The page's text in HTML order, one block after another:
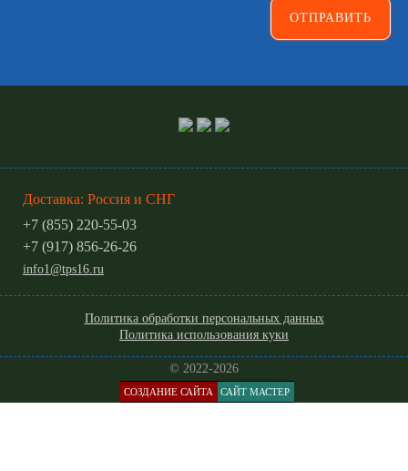
Доставка: Россия и СНГ
+7 (855) 220-55-03
+7 (917) 856-26-26
info1@tps16.ru
Политика обработки персональных данных
Политика использования куки
© 2022-2026
СОЗДАНИЕ САЙТА САЙТ МАСТЕР